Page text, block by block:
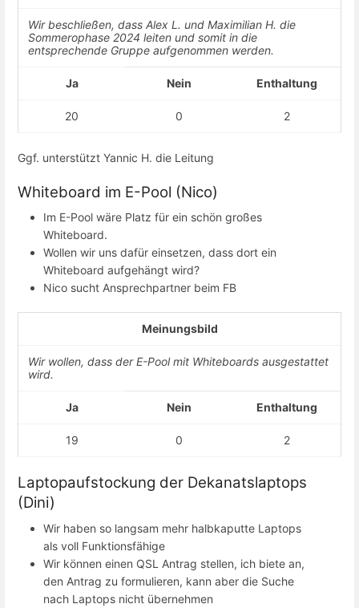
Wir beschließen, dass Alex L. und Maximilian H. die
Sommerophase 2024 leiten und somit in die
entsprechende Gruppe aufgenommen werden.
Ja Nein Enthaltung
20 0 2
Ggf. unterstützt Yannic H. die Leitung
Whiteboard im E-Pool (Nico)
Im E-Pool wäre Platz für ein schön großes
Whiteboard.
Wollen wir uns dafür einsetzen, dass dort ein
Whiteboard aufgehängt wird?
Nico sucht Ansprechpartner beim FB
Meinungsbild
Wir wollen, dass der E-Pool mit Whiteboards ausgestattet
wird.
Ja Nein Enthaltung
19 0 2
Laptopaufstockung der Dekanatslaptops
(Dini)
Wir haben so langsam mehr halbkaputte Laptops
als voll Funktionsfähige
Wir können einen QSL Antrag stellen, ich biete an,
den Antrag zu formulieren, kann aber die Suche
nach Laptops nicht übernehmen